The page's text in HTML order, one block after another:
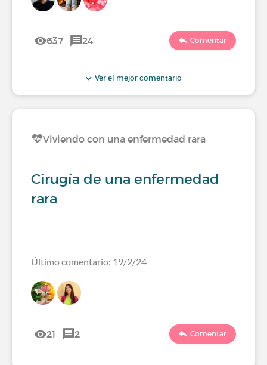
637 24 Comentar
Ver el mejor comentario
Viviendo con una enfermedad rara
Cirugía de una enfermedad
rara
Último comentario: 19/2/24
21 2 Comentar